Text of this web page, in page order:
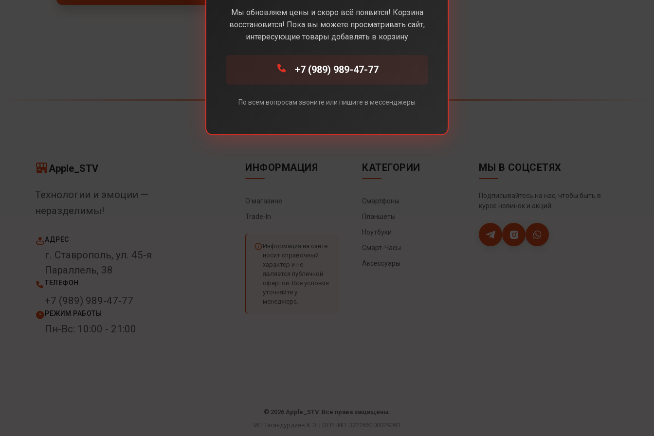
Apple_STV
Технологии и эмоции —
неразделимы!
АДРЕС
г. Ставрополь, ул. 45-я
Параллель, 38
ТЕЛЕФОН
+7 (989) 989-47-77
РЕЖИМ РАБОТЫ
Пн-Вс: 10:00 - 21:00
ИНФОРМАЦИЯ
О магазине
Trade-In
Информация на сайте
носит справочный
характер и не
является публичной
офертой. Все условия
уточняйте у
менеджера.
КАТЕГОРИИ
Смартфоны
Планшеты
Ноутбуки
Смарт-Часы
Аксессуары
МЫ В СОЦСЕТЯХ
Подписывайтесь на нас, чтобы быть в
курсе новинок и акций
© 2026 Apple_STV. Все права защищены.
ИП Тагандурдиев К.Э. | ОГРНИП: 322265100029091
Мы обновляем цены и скоро всё появится! Корзина
восстановится! Пока вы можете просматривать сайт,
интересующие товары добавлять в корзину
+7 (989) 989-47-77
По всем вопросам звоните или пишите в мессенджеры